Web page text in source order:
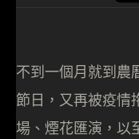
不到一個月就到農
節日，又再被疫情
場、煙花匯演，以